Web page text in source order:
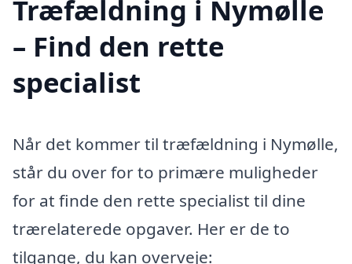
Træfældning i Nymølle
– Find den rette
specialist
Når det kommer til træfældning i Nymølle,
står du over for to primære muligheder
for at finde den rette specialist til dine
trærelaterede opgaver. Her er de to
tilgange, du kan overveje: